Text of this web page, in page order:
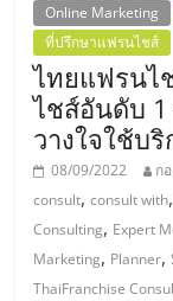
ไชส์
ขาย
หน้า
บ้าน
ลงทุน
น้อย
ทุน
Online Marketing
ที่ปรึกษาแฟรนไชส์
ไทยแฟรนไ
ไชส์อันดับ
วางใจใช้บริ
08/09/2022 ก
consult,consult with
Consulting, Expert
Marketing, Planner,
ThaiFranchise